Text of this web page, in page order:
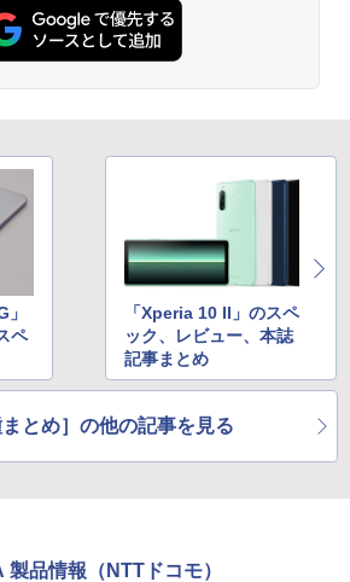
ペ
「Xperia 10 II」のスペ
ック、レビュー、本誌
記事まとめ
まとめ］の他の記事を見る
品情報（NTTドコモ）